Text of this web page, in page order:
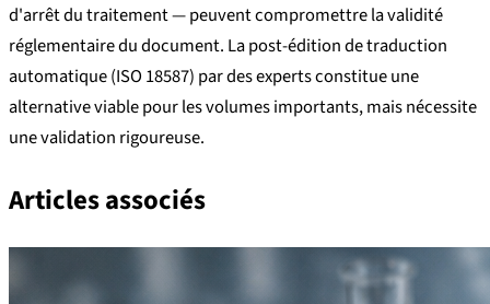
d'arrêt du traitement — peuvent compromettre la validité
réglementaire du document. La post-édition de traduction
automatique (ISO 18587) par des experts constitue une
alternative viable pour les volumes importants, mais nécessite
une validation rigoureuse.
Articles associés